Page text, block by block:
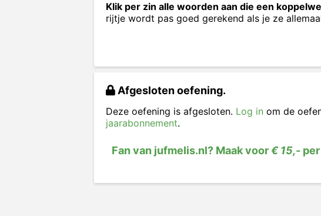
Klik per zin alle woorden aan die een
rijtje wordt pas goed gerekend als je ze
Afgesloten oefening.
Deze oefening is afgesloten. Log in om de
jaarabonnement.
Fan van jufmelis.nl? Maak voor€ 15,-